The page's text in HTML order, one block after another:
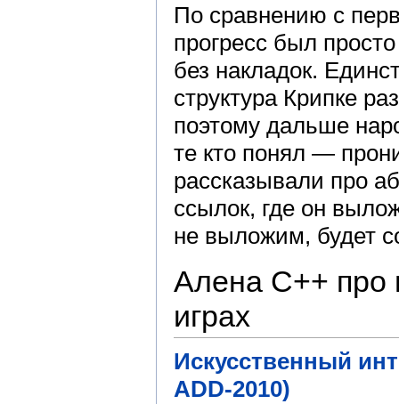
По сравнению с
прогресс был
без накладок.
структура Крипке
поэтому дальше
те кто понял —
рассказывали про
ссылок, где он
не выложим, будет
Алена C++ про
играх
Искусственный
ADD-2010)